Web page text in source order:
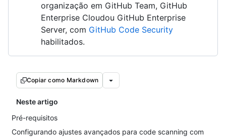
organização em GitHub Team, GitHub
Enterprise Cloudou GitHub Enterprise
Server, com GitHub Code Security
habilitados.
Copiar como Markdown
Neste artigo
Pré-requisitos
Configurando ajustes avançados para code scanning com